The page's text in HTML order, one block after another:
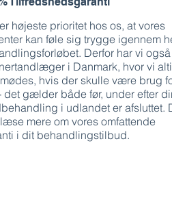
højeste prioritet hos os, at vores
kan føle sig trygge igennem
Derfor har vi også
i Danmark, hvor vi
hvis der skulle være brug
det gælder både før, under efter
i udlandet er afsluttet.
mere om vores omfattende
i dit behandlingstilbud.